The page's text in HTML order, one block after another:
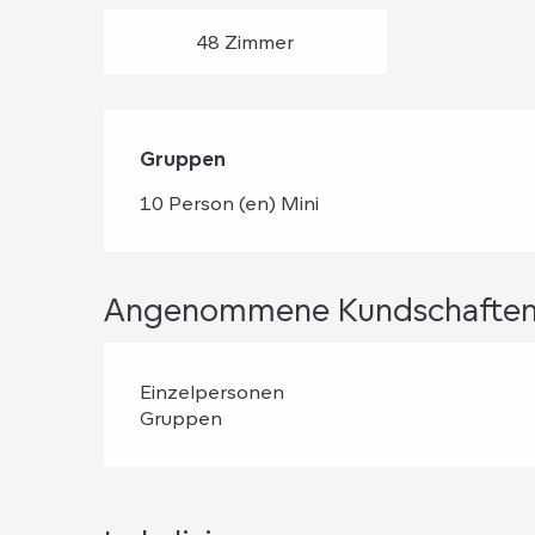
48 Zimmer
Gruppen
Gruppen
10 Person (en) Mini
Angenommene
Einzelpersonen
Gruppen